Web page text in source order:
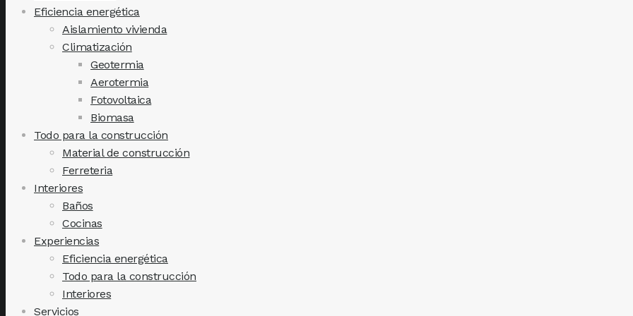
Eficiencia energética
Aislamiento vivienda
Climatización
Geotermia
Aerotermia
Fotovoltaica
Biomasa
Todo para la construcción
Material de construcción
Ferreteria
Interiores
Baños
Cocinas
Experiencias
Eficiencia energética
Todo para la construcción
Interiores
Servicios